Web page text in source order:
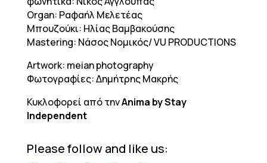
Organ: Ραφαήλ Μελετέας
Μπουζούκι: Ηλίας Βαμβακούσης
Mastering: Νάσος Νομικός/ VU PRODUCTIONS
Artwork: meian photography
Φωτογραφίες: Δημήτρης Μακρής
Κυκλοφορεί από τηνAnima by Stay
Independent
Please follow and like us: